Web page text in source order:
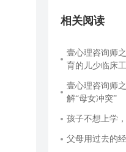
相关阅读
壹心理咨询师
育的儿少临床
壹心理咨询师
解“母女冲突”
孩子不想上学
父母用过去的